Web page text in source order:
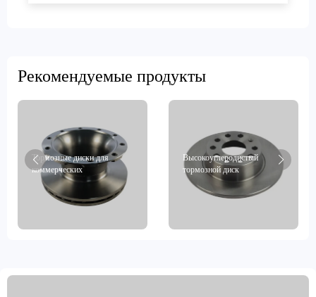
Рекомендуемые продукты
Тормозные диски для
коммерческих
транспортных средств
Высокоуглеродистый
тормозной диск